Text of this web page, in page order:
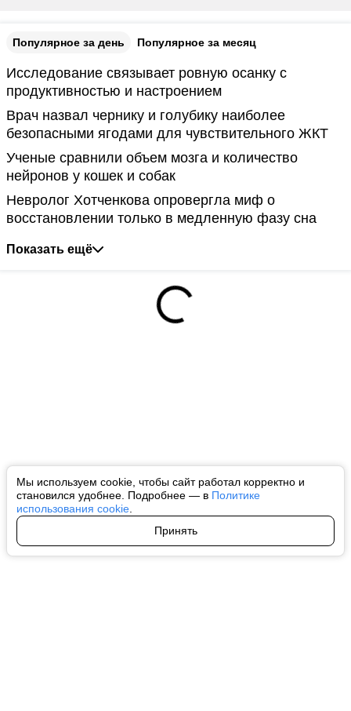
Мы используем cookie, чтобы сайт работал корректно и
становился удобнее. Подробнее — в Политике
использования cookie
Принять
Популярное за день Популярное за месяц
Исследование связывает ровную осанку с
продуктивностью и настроением
Врач назвал чернику и голубику наиболее
безопасными ягодами для чувствительного ЖКТ
Ученые сравнили объем мозга и количество
нейронов у кошек и собак
Невролог Хотченкова опровергла миф о
восстановлении только в медленную фазу сна
Показать ещё